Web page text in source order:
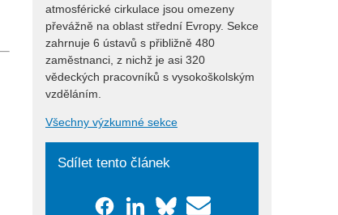
atmosférické cirkulace jsou omezeny
převážně na oblast střední Evropy. Sekce
zahrnuje 6 ústavů s přibližně 480
zaměstnanci, z nichž je asi 320
vědeckých pracovníků s vysokoškolským
vzděláním.
Všechny výzkumné sekce
Sdílet tento článek